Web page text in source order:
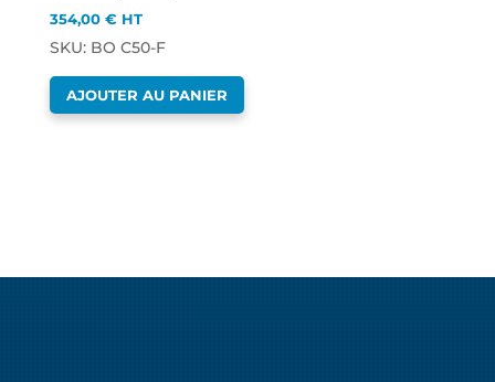
354,00€ HT
SKU: BO C50-F
AJOUTER AU PANIER